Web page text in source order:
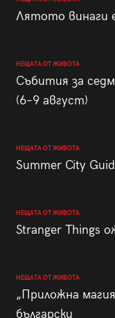
Лятото винаги
НЕЩАТА ОТ ЖИВОТА
Събития за
(6–9 август)
НЕЩАТА ОТ ЖИВОТА
Summer City
НЕЩАТА ОТ ЖИВОТА
Stranger Things
НЕЩАТА ОТ ЖИВОТА
„Приложна
български